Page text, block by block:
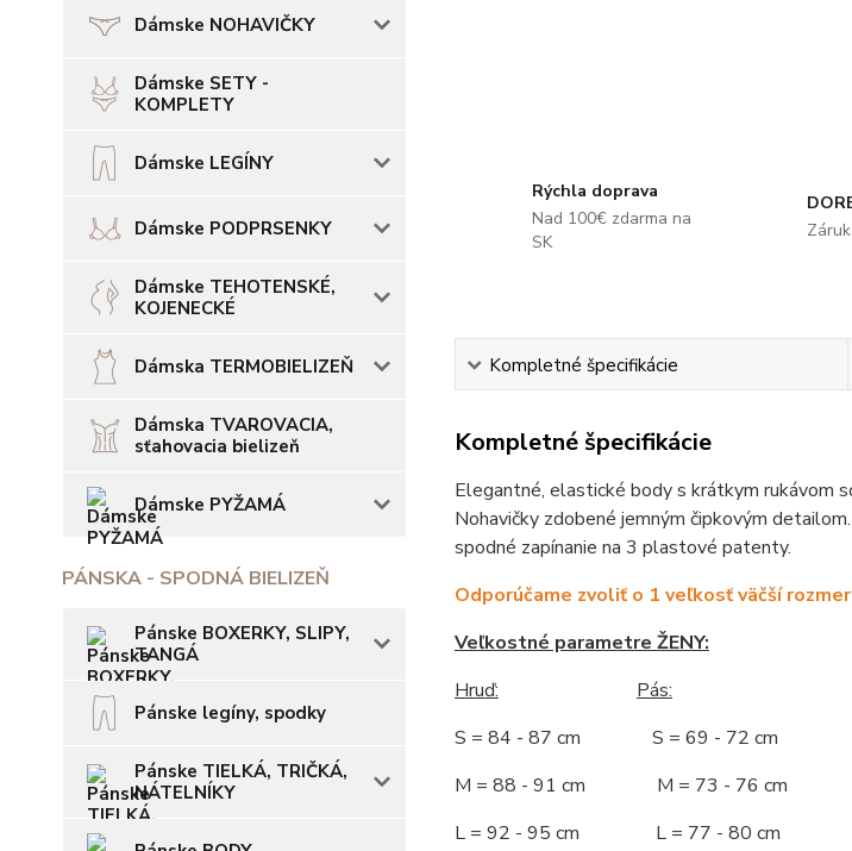
Dámske NOHAVIČKY
Dámske SETY -
KOMPLETY
Dámske LEGÍNY
Dámske PODPRSENKY
Dámske TEHOTENSKÉ,
KOJENECKÉ
Dámska TERMOBIELIZEŇ
Dámska TVAROVACIA,
sťahovacia bielizeň
Dámske PYŽAMÁ
PÁNSKA - SPODNÁ BIELIZEŇ
Pánske BOXERKY, SLIPY,
TANGÁ
Pánske legíny, spodky
Pánske TIELKÁ, TRIČKÁ,
NÁTELNÍKY
Rýchla doprava
Nad 100€ zdarma na
SK
Kompletné špecifikácie
Kompletné špecifikácie
Elegantné, elastické body s krátkym rukávom
Nohavičky zdobené jemným čipkovým
spodné zapínanie na 3 plastové patenty.
Odporúčame zvoliť o 1 veľkosť väčší
Veľkostné parametre ŽENY:
Hruď:
Pás:
S = 84 - 87 cm S = 69 - 72 cm
M = 88 - 91 cm M = 73 - 76 cm
L = 92 - 95 cm L = 77 - 80 cm